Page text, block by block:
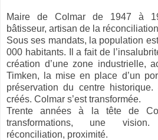
Maire de Colmar de 1947 à
bâtisseur, artisan de la
Sous ses mandats, la population
000 habitants. Il a fait de
création d’une zone industrielle,
Timken, la mise en place d’un
préservation du centre
créés. Colmar s’est transformée.
Trente années à la tête de
transformations, une
réconciliation, proximité.